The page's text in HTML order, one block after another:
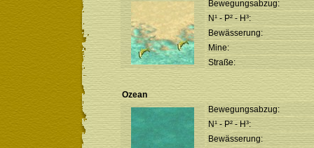
Bewegungsabzug:
N¹ - P² - H³:
Bewässerung:
Mine:
Straße:
Ozean
Bewegungsabzug:
N¹ - P² - H³:
Bewässerung: